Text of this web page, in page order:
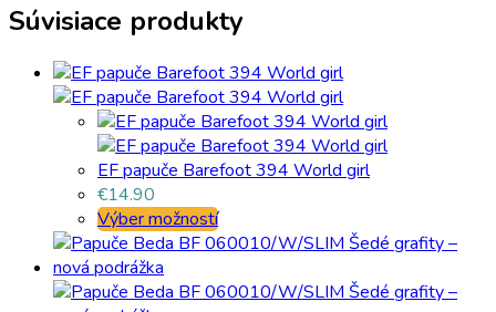
Súvisiace produkty
EF papuče Barefoot 394 World girl
€14.90
Výber možností